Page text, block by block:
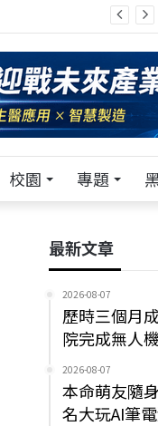
校園 專題
最新文章
2026-08-07
歷時三個月
院完成無人
2026-08-07
本命萌友隨
名大玩AI筆